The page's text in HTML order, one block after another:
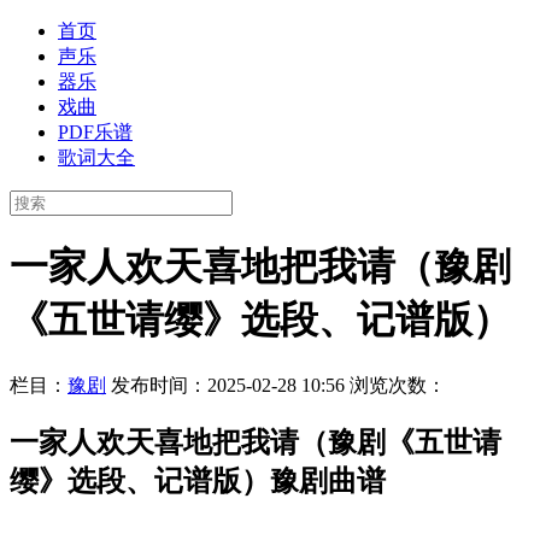
首页
声乐
器乐
戏曲
PDF乐谱
歌词大全
一家人欢天喜地把我请（豫剧
《五世请缨》选段、记谱版）
栏目： 豫剧 发布时间：2025-02-28 10:56 浏览次数：
一家人欢天喜地把我请（豫剧《五世请
缨》选段、记谱版）豫剧曲谱